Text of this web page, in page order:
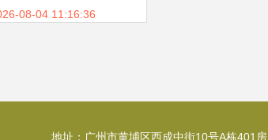
革新制造业
08-04 11:16:36
地址：广州市黄埔区西成中街10号A栋401房